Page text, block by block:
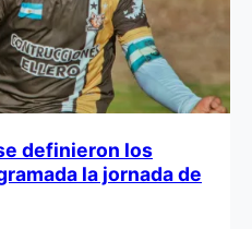
definieron los
la jornada de